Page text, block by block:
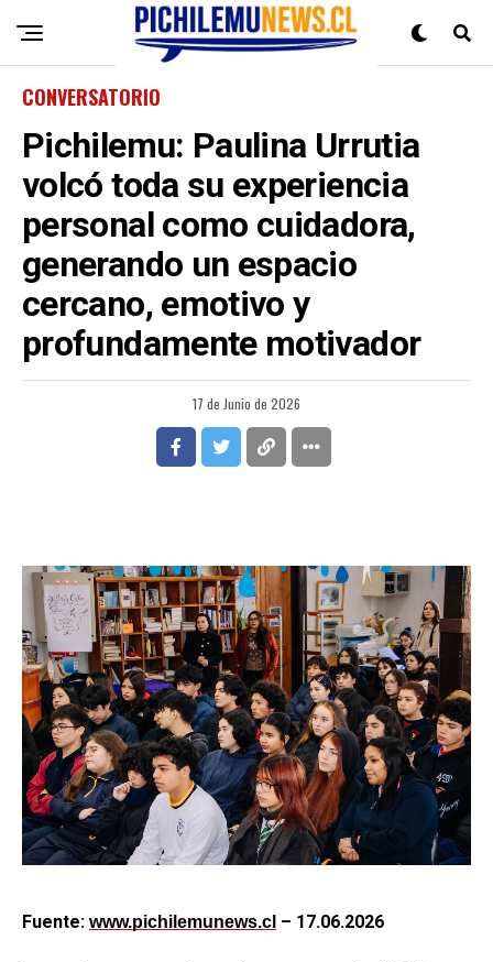
CONVERSATORIO
Pichilemu: Paulina Urrutia
volcó toda su experiencia
personal como cuidadora,
generando un espacio
cercano, emotivo y
profundamente motivador
17 de Junio de 2026
Fuente: www.pichilemunews.cl – 17.06.2026